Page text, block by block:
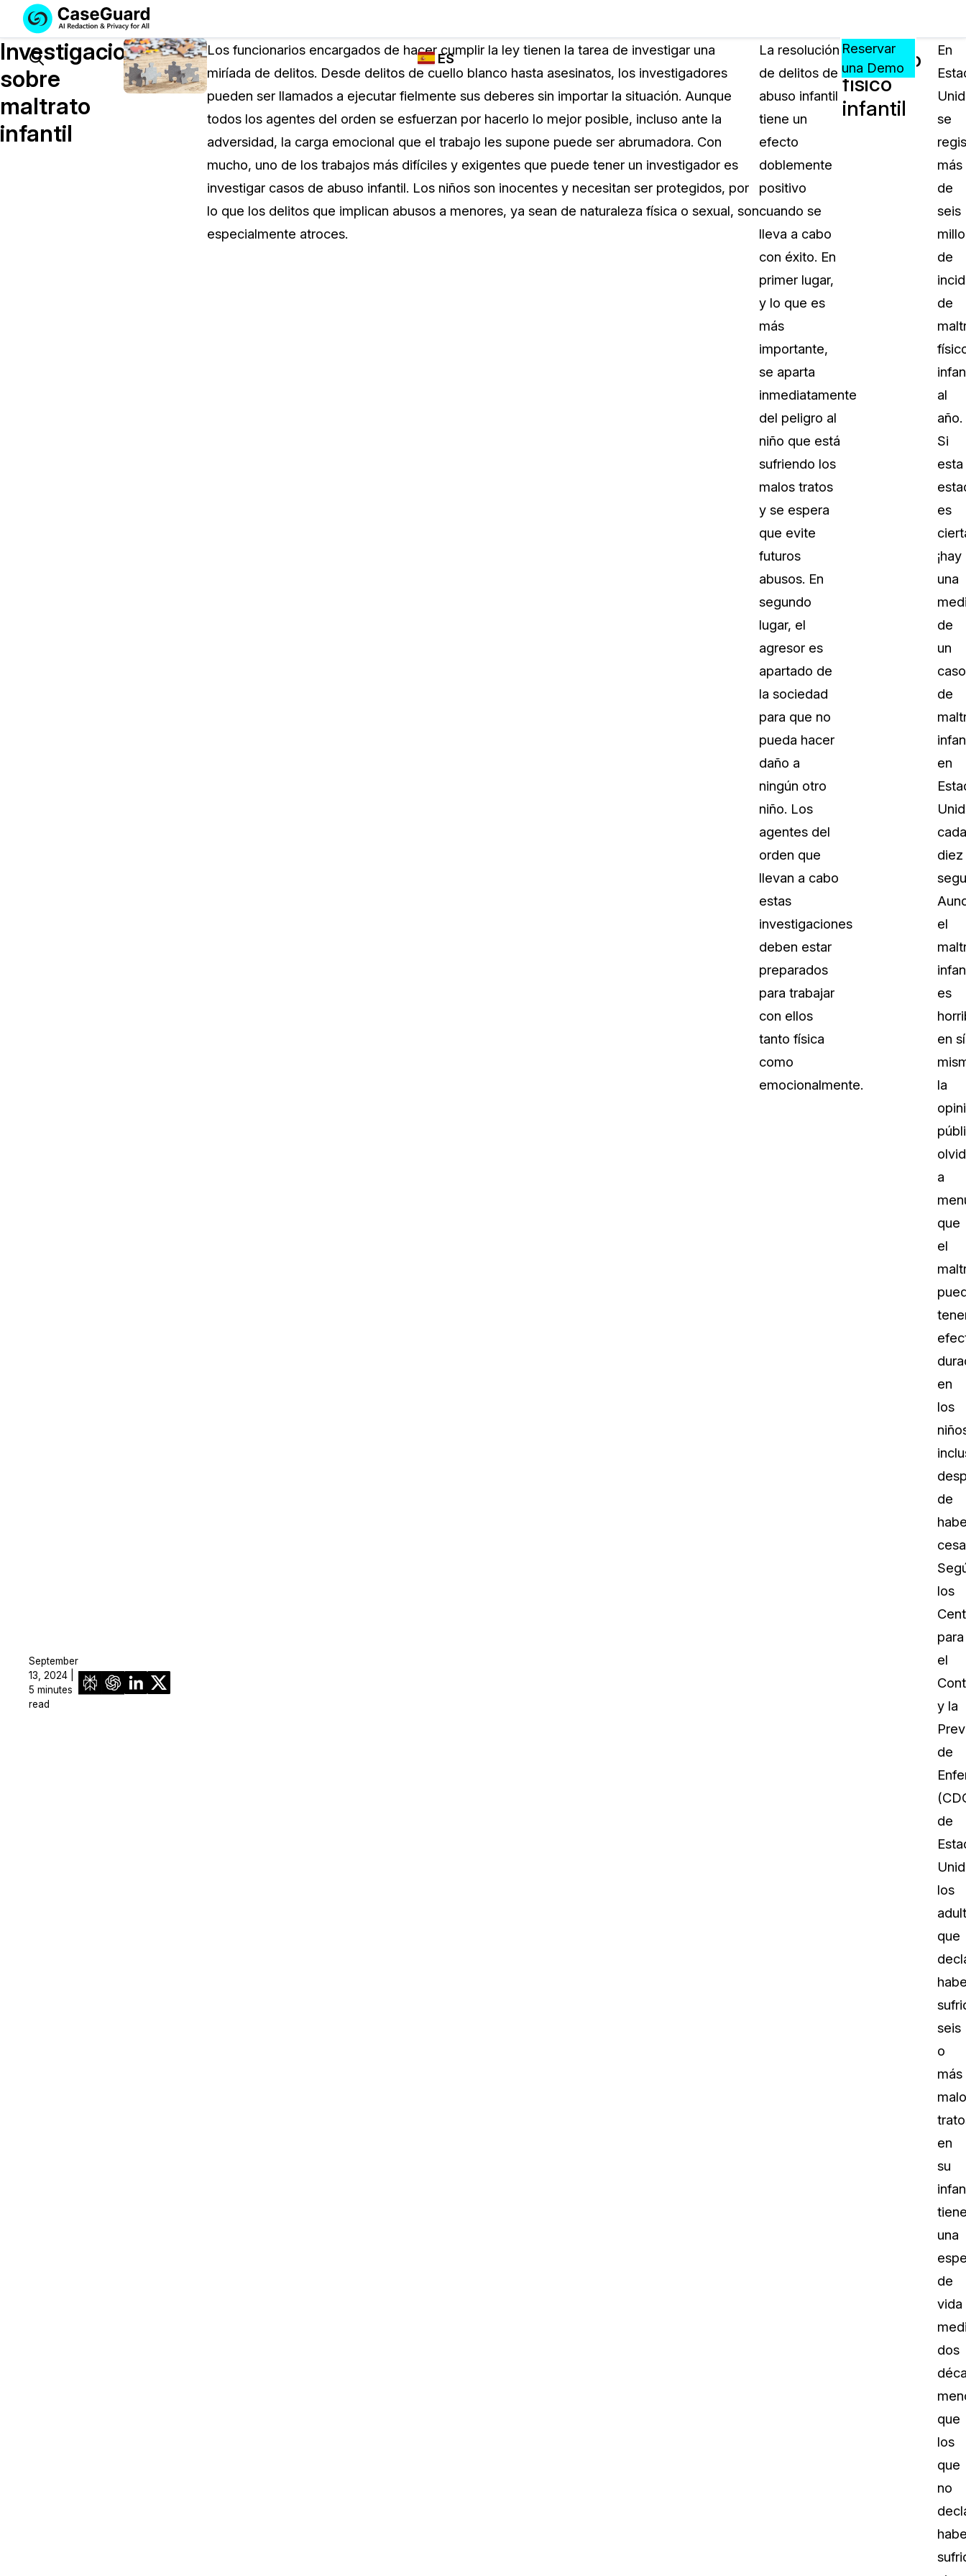
Servicios
SUSCRÍBASE
A
CASEGUARD
STUDIO
Licencia de CaseGuard Studio
Soluciones
FUNCIONES DE
TRANSCRIPCIÓN
Y TRADUCCIÓN
DE CASEGUARD
Redacción de vídeos
de notas y más con un solo clic desde una
cantidad ilimitada de videos
Industrias
¿QUIÉN
CASEGUARD?
Transportación
La Atención Médica
PreciosRecursos
APRENDA,
CONECTE
Y
CREZCA
CON
Preguntas Frecuentes
CaseGuard
Artículos
Redacte archivos de video con
sus necesidades de redacción
Centro de Ayuda
Obtenga respuestas a sus
CaseGuard
Videoteca
CaseGuard. Práctica nuevas
aprender
Recomendaciones
Historias sobre cómo nuestros
utilizan CaseGuard studio a diario
Más información sobre
misión
Trabaja con nosotros
construir el futuro de la redacción
Póngase en contacto con nuestro
Eventos
Search
ES
Español
Reservar
una Demo
Investigaciones
sobre
maltrato
infantil
September
13, 2024 |
5 minutes
read
Los funcionarios encargados de hacer cumplir la ley tienen la tarea de investigar una
miríada de delitos. Desde delitos de cuello blanco hasta asesinatos, los investigadores
pueden ser llamados a ejecutar fielmente sus deberes sin importar la situación. Aunque
todos los agentes del orden se esfuerzan por hacerlo lo mejor posible, incluso ante la
adversidad, la carga emocional que el trabajo les supone puede ser abrumadora. Con
mucho, uno de los trabajos más difíciles y exigentes que puede tener un investigador es
investigar casos de abuso infantil. Los niños son inocentes y necesitan ser protegidos, por
lo que los delitos que implican abusos a menores, ya sean de naturaleza física o sexual, son
especialmente atroces.
La resolución
de delitos de
abuso infantil
tiene un
efecto
doblemente
positivo
cuando se
lleva a cabo
con éxito. En
primer lugar,
y lo que es
más
importante,
se aparta
inmediatamente
del peligro al
niño que está
sufriendo los
malos tratos
y se espera
que evite
futuros
abusos. En
segundo
lugar, el
agresor es
apartado de
la sociedad
para que no
pueda hacer
daño a
ningún otro
niño. Los
agentes del
orden que
llevan a cabo
estas
investigaciones
deben estar
preparados
para trabajar
con ellos
tanto física
como
emocionalmente.
Maltrato
físico
infantil
En
se
más
de
seis
de
de
al
año.
Si
esta
es
¡hay
una
de
un
caso
de
en
cada
diez
el
es
en sí
la
a
que
el
en
los
de
los
para
el
y la
de
de
los
que
seis
o
más
en
su
una
de
vida
dos
que
los
que
no